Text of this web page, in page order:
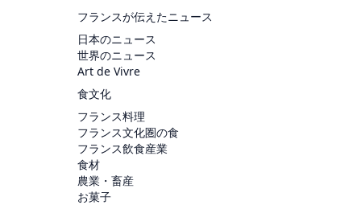
フランスが伝えたニュース
日本のニュース
世界のニュース
Art de Vivre
食文化
フランス料理
フランス文化圏の食
フランス飲食産業
食材
農業・畜産
お菓子